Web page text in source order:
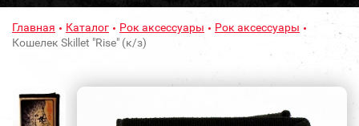
Главная Каталог Рок аксессуары
Рок аксессуары
Кошелек Skillet "Rise" (к/з)